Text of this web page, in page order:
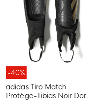
-40%
adidas Tiro Match
Protège-Tibias Noir Doré